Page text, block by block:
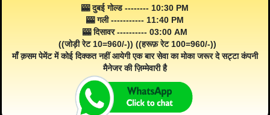
🎰 दुबई गोल्ड -------- 10:30 PM
🎰 गली ----------- 11:40 PM
🎰 दिसावर ---------- 03:00 AM
((जोड़ी रेट 10=960/-)) ((हरूफ़ रेट 100=960/-))
माँ क़सम पेमेंट में कोई दिक्कत नहीं आयेगी एक बार सेवा का मोका जरूर दे सट्टा कंपनी
मैनेजर की ज़िम्मेवारी है